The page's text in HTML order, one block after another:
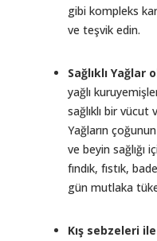
gibi kompleks
ve teşvik edin.
Sağlıklı Yağlar
yağlı
sağlıklı bir
Yağların
ve beyin sağlığı
fındık, fıstık,
gün mutlaka
Kış sebzeleri